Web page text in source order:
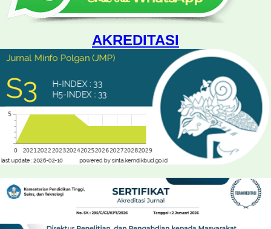
AKREDITASI